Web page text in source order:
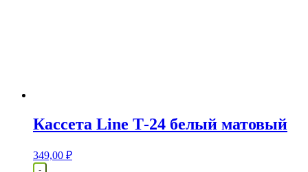
Кассета Line Т-24 белый матовый
349,00 ₽
Количество
-